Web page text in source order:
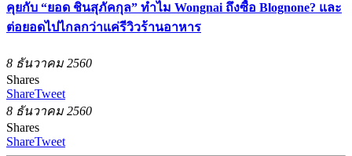
คุยกับ “ยอด ชินสุภัคกุล” ทำไม Wongnai ถึงซื้อ Blognone? และ
ต่อยอดไปไกลกว่าแค่รีวิวร้านอาหาร
8 ธันวาคม 2560
Shares
ShareTweet
8 ธันวาคม 2560
Shares
ShareTweet